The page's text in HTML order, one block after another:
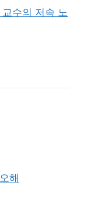
수의 저속 노
해